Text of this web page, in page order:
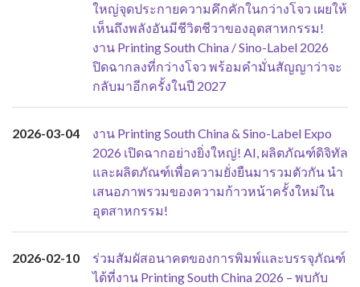
ใหญ่จุดประกายความคึกคักในกว่างโจว เผยให้
เห็นถึงพลังอันมีชีวิตชีวาของอุตสาหกรรม!
งาน Printing South China / Sino-Label 2026
ปิดฉากลงที่กว่างโจว พร้อมคำมั่นสัญญาว่าจะ
กลับมาอีกครั้งในปี 2027
2026-03-04
งาน Printing South China & Sino-Label Expo
2026 เปิดฉากอย่างยิ่งใหญ่! AI, ผลิตภัณฑ์ดิจิทัล
และผลิตภัณฑ์เพื่อความยั่งยืนมารวมตัวกัน นำ
เสนอภาพรวมของความก้าวหน้าครั้งใหม่ใน
อุตสาหกรรม!
2026-02-10
ร่วมสัมผัสอนาคตของการพิมพ์และบรรจุภัณฑ์
ได้ที่งาน Printing South China 2026 – พบกับ